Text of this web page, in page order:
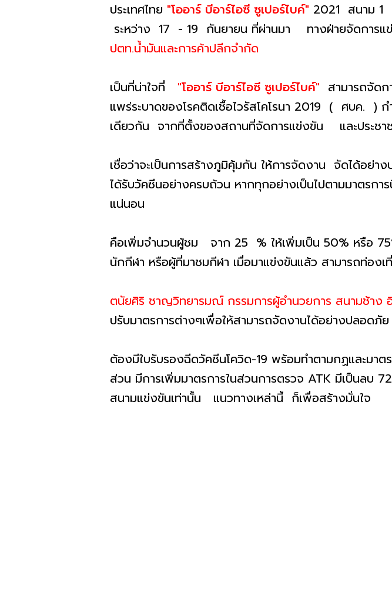
ประเทศไทย "โออาร์ บีอาร์ไอซี ซูเปอร์ไบค์" 2021 สนาม 1
ระหว่าง 17 - 19 กันยายน ที่ผ่านมา ทางฝ่ายจัดการ
ปตท.น้ำมันและการค้าปลีกจำกัด
เป็นที่น่าใจที่ "โออาร์ บีอาร์ไอซี ซูเปอร์ไบค์" สามารถจัด
แพร่ระบาดของโรคติดเชื้อไวรัสโคโรนา 2019 ( ศบ
เดียวกัน จากที่ตั้งของสถานที่จัดการแข่งขัน และประช
เชื่อว่าจะเป็นการสร้างภูมิคุ้มกัน ให้การจัดงาน จัดได้อย่
ได้รับวัคซีนอย่างครบถ้วน หากทุกอย่างเป็นไปตามมาตรกา
แน่นอน
คือเพิ่มจำนวนผู้ชม จาก 25 % ให้เพิ่มเป็น 50% หรือ
นักกีฬา หรือผู้ที่มาชมกีฬา เมื่อมาแข่งขันแล้ว สามารถท่อง
ตนัยศิริ ชาญวิทยารมณ์ กรรมการผู้อำนวยการ สนามช้าง
ปรับมาตรการต่างๆเพื่อให้สามารถจัดงานได้อย่างปลอด
ต้องมีใบรับรองฉีดวัคซีนโควิด-19 พร้อมทำตามกฏและมา
ส่วน มีการเพิ่มมาตรการในส่วนการตรวจ ATK มีเป็นลบ
สนามแข่งขันเท่านั้น แนวทางเหล่านี้ ก็เพื่อสร้างมั่นใจ